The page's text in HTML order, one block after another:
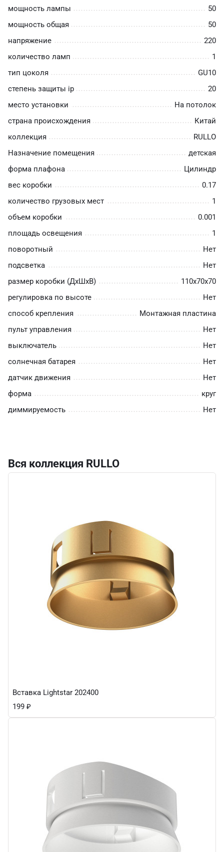
мощность лампы
50
мощность общая
50
напряжение
220
количество ламп
1
тип цоколя
GU10
степень защиты ip
20
место установки
На потолок
страна происхождения
Китай
коллекция
RULLO
Назначение помещения
детская
форма плафона
Цилиндр
вес коробки
0.17
количество грузовых мест
1
объем коробки
0.001
площадь освещения
1
поворотный
Нет
подсветка
Нет
размер коробки (ДхШхВ)
110х70х70
регулировка по высоте
Нет
способ крепления
Монтажная пластина
пульт управления
Нет
выключатель
Нет
солнечная батарея
Нет
датчик движения
Нет
форма
круг
диммируемость
Нет
Вся коллекция RULLO
Вставка Lightstar 202400
199 ₽